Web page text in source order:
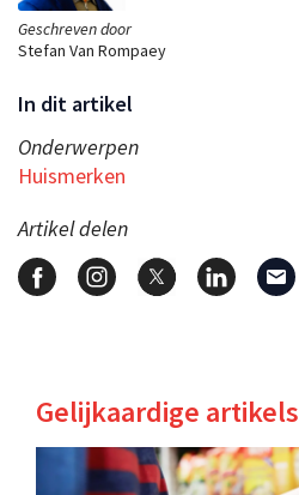
Geschreven door
Stefan Van Rompaey
In dit artikel
Onderwerpen
Huismerken
Artikel delen
Gelijkaardige artikels